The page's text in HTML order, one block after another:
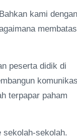
kami dengan
peserta didik di
terpapar paham
sekolah-sekolah.